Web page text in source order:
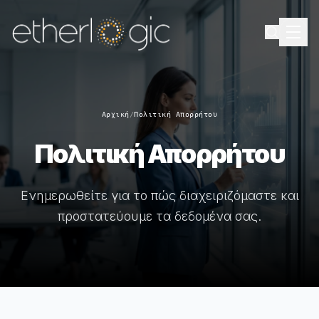
Αρχική /Πολιτική Απορρήτου
Πολιτική Απορρήτου
Ενημερωθείτε για το πώς διαχειριζόμαστε και
προστατεύουμε τα δεδομένα σας.